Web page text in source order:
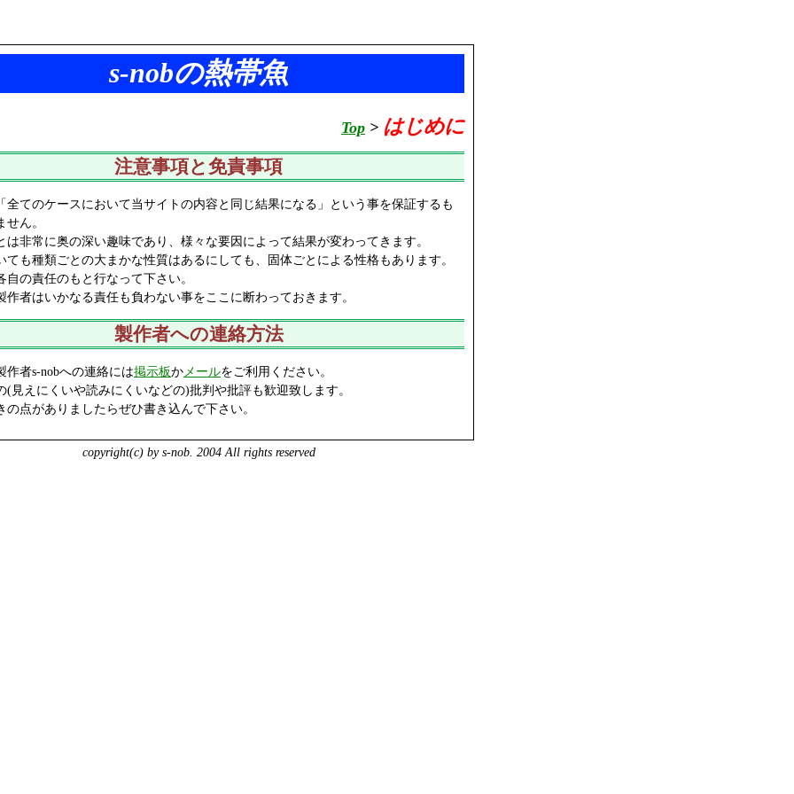
s-nobの熱帯魚
Top > はじめに
注意事項と免責事項
全てのケースにおいて当サイトの内容と同じ結果になる」という事を保証するも
ん。
は非常に奥の深い趣味であり、様々な要因によって結果が変わってきます。
ても種類ごとの大まかな性質はあるにしても、固体ごとによる性格もあります。
自の責任のもと行なって下さい。
作者はいかなる責任も負わない事をここに断わっておきます。
製作者への連絡方法
作者s-nobへの連絡には掲示板か メールをご利用ください。
(見えにくいや読みにくいなどの)批判や批評も歓迎致します。
の点がありましたらぜひ書き込んで下さい。
copyright(c) by s-nob. 2004 All rights reserved